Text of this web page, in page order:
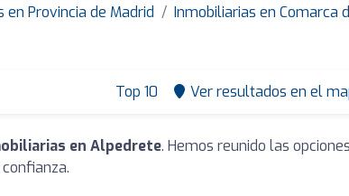
en Provincia de Madrid Inmobiliarias en Comarca
Top 10 Ver resultados en el
en Alpedrete. Hemos reunido las